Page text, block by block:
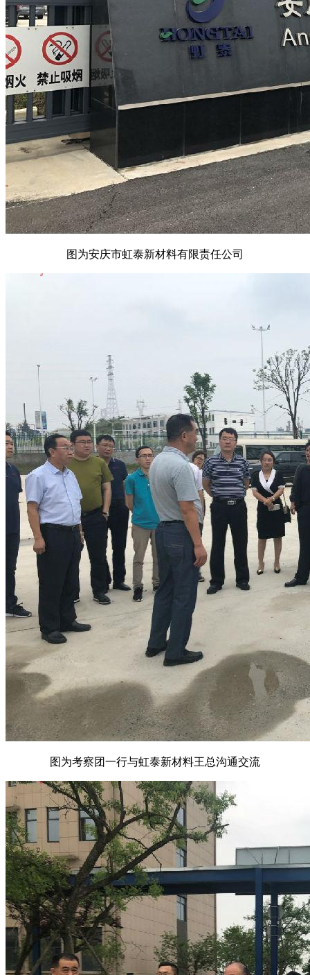
图为安庆市虹泰新材料有限责任公司
图为考察团一行与虹泰新材料王总沟通交流